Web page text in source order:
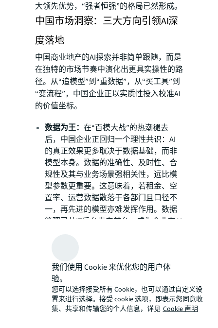
大领先优势，“强者恒强”的格局已然形成。
中国市场洞察：三大方向引领AI深
度落地
中国商业地产的AI探索并非简单跟随，而是
在独特的市场节奏中演化出更具实操性的路
径。从“追模型”到“重数据”，从“买工具”到
“变流程”，中国企业正以实质性投入校准AI
的价值坐标。
数据为王： 在“百模大战”的热潮褪去
后，中国企业正回归一个理性共识：AI
的真正效果更多取决于数据基础，而非
模型本身。数据的准确性、及时性、合
规性及其与业务场景强相关性，远比模
型参数更重要。这意味着，若租金、空
置率、运营数据散落于各部门且口径不
一，再先进的模型亦难发挥作用。数据
管理已从IT后台走向前台，成为企业在AI
像、音频及视频，人机交互正变得更加
直观和沉浸。对于商业地产而言，这意
味着项目展示和客户沟通方式的革新。
从二维图纸与静态资料，升级为更具沉
浸感的空间展示与互动体验，客户可通
我们使用 Cookie 来优化您的用户体
验。
您可以选择接受所有 Cookie，也可以通过自定义设
置来进行选择。接受 cookie 选项，即表示您同意收
集、共享和传输您的个人信息，详见 Cookie 声明